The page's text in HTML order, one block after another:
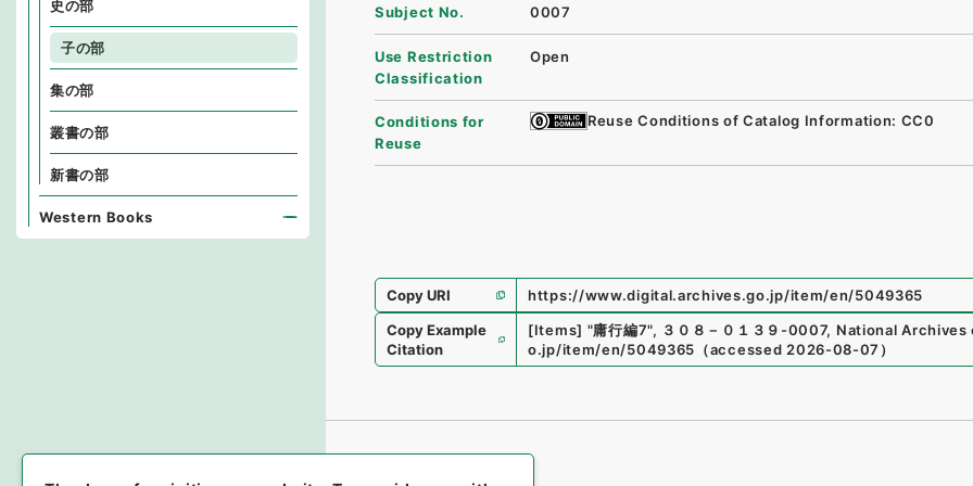
Subject No. 0007
Use Restriction
Classification
Open
Conditions for
Reuse
Reuse Conditions of Catalog Information: CC0
Copy URI
https://www.digital.archives.go.jp/item/en/5049365
Copy Example
Citation
[Items] "庸行編7", ３０８－０１３９-0007, National Archives
o.jp/item/en/5049365 （accessed 2026-08-07 ）
史の部
子の部
集の部
叢書の部
新書の部
Western Books